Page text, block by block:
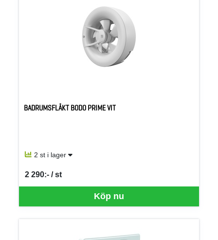
BADRUMSFLÄKT BODO PRIME VIT
2 st i lager
Köp nu
2 290:- / st
SEK per ST